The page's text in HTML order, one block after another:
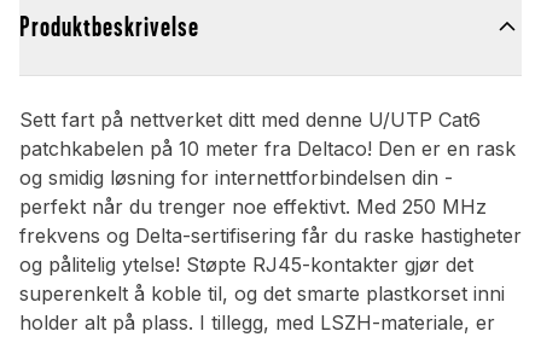
Produktbeskrivelse
Sett fart på nettverket ditt med denne U/UTP Cat6
patchkabelen på 10 meter fra Deltaco! Den er en rask
og smidig løsning for internettforbindelsen din -
perfekt når du trenger noe effektivt. Med 250 MHz
frekvens og Delta-sertifisering får du raske hastigheter
og pålitelig ytelse! Støpte RJ45-kontakter gjør det
superenkelt å koble til, og det smarte plastkorset inni
holder alt på plass. I tillegg, med LSZH-materiale, er